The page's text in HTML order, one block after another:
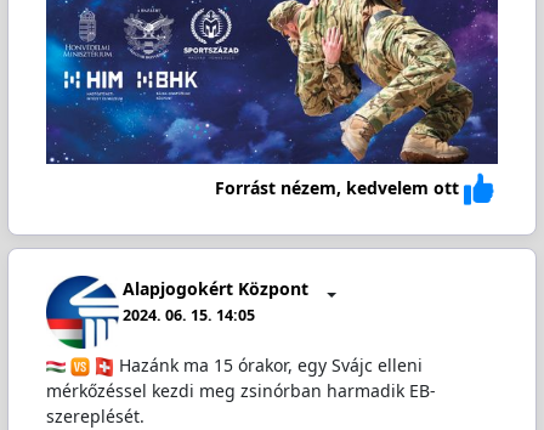
Forrást nézem, kedvelem ott
Alapjogokért Központ
2024. 06. 15. 14:05
Hazánk ma 15 órakor, egy Svájc elleni
mérkőzéssel kezdi meg zsinórban harmadik EB-
szereplését.